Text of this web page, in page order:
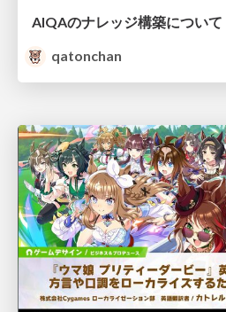
AIQAのナレッジ構築について
qatonchan